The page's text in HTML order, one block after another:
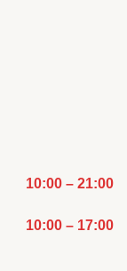
10:00 – 21:00
10:00 – 17:00